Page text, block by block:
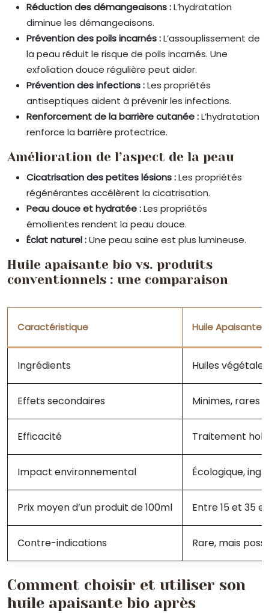
Réduction des démangeaisons :L’hydratation
diminue les démangeaisons.
Prévention des poils incarnés :L’assouplissement de
la peau réduit le risque de poils incarnés. Une
exfoliation douce régulière peut aider.
Prévention des infections :Les propriétés
antiseptiques aident à prévenir les infections.
Renforcement de la barrière cutanée :L’hydratation
renforce la barrière protectrice.
Amélioration de l’aspect de la peau
Cicatrisation des petites lésions :Les propriétés
régénérantes accélèrent la cicatrisation.
Peau douce et hydratée :Les propriétés
émollientes rendent la peau douce.
Éclat naturel :Une peau saine est plus lumineuse.
Huile apaisante bio vs. produits
conventionnels : une comparaison
Caractéristique Huile Apaisante
Ingrédients Huiles
Effets secondaires Minimes, rares
Efficacité Traitement
Impact environnemental Écologique,
Prix moyen d’un produit de 100ml Entre 15 et 35
Contre-indications Rare, mais
Comment choisir et utiliser son
huile apaisante bio après